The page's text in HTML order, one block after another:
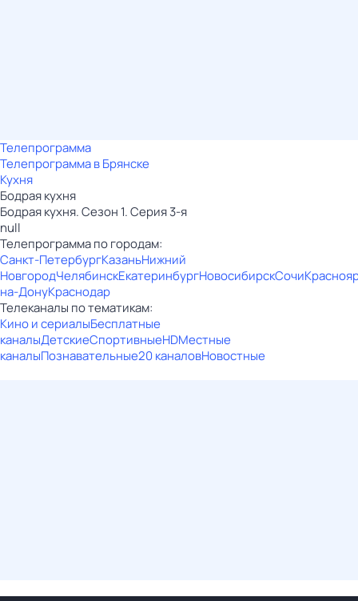
Телепрограмма
Телепрограмма в Брянске
Кухня
Бодрая кухня
Бодрая кухня. Сезон 1. Серия 3-я
null
Телепрограмма по городам:
Санкт-ПетербургКазаньНижний
НовгородЧелябинскЕкатеринбургНовосибирскСочи
на-ДонуКраснодар
Телеканалы по тематикам:
Кино и сериалыБесплатные
каналыДетскиеСпортивныеHDМестные
каналыПознавательные20 каналовНовостные